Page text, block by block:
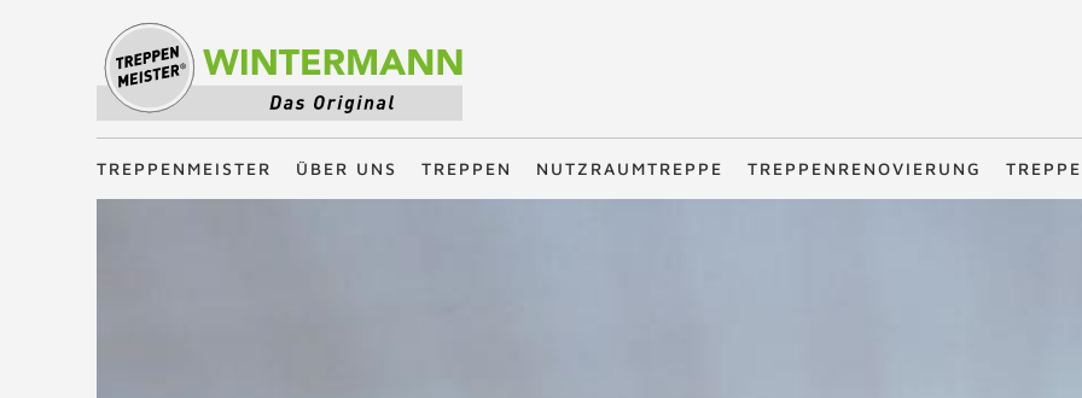
Treppenmeister - Das Original
TREPPENMEISTER ÜBER UNS TREPPEN NUTZRAUMTREPPE TREPPENRENOVIERUNG